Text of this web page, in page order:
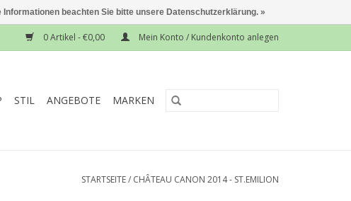
0 Artikel - €0,00 Mein Konto / Kundenkonto anlegen
STIL ANGEBOTE MARKEN
STARTSEITE/ CHÂTEAU CANON 2014 - ST.EMILION
Informationen beachten Sie bitte unsere Datenschutzerklärung. »